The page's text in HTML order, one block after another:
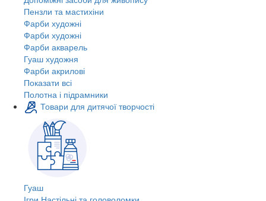
Пензли та мастихіни
Фарби художні
Фарби художні
Фарби акварель
Гуаш художня
Фарби акрилові
Показати всі
Полотна і підрамники
Товари для дитячої творчості
Гуаш